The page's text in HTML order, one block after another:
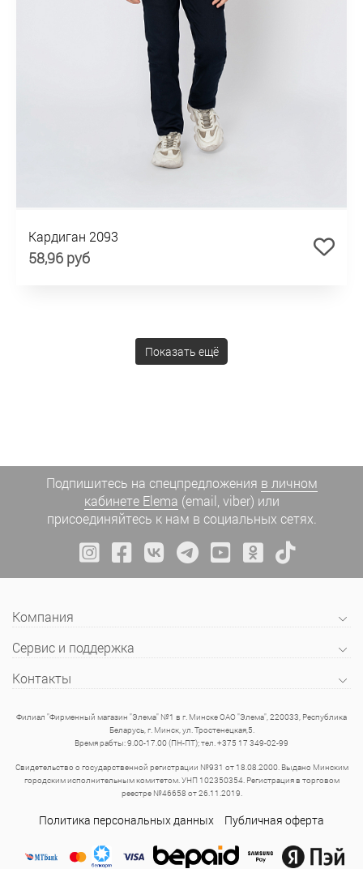
Кардиган 2093
58,96 руб
Показать ещё
Подпишитесь на спецпредложения в личном
кабинете Elema (email, viber) или
присоединяйтесь к нам в социальных сетях.
Компания
Сервис и поддержка
Контакты
Филиал "Фирменный магазин "Элема" №1 в г. Минске ОАО "Элема", 220033, Республика
Беларусь, г. Минск, ул. Тростенецкая,5.
Время рабты: 9.00-17.00 (ПН-ПТ); тел. +375 17 349-02-99
Свидетельство о государственной регистрации №931 от 18.08.2000. Выдано Минским
городским исполнительным комитетом. УНП 102350354. Регистрация в торговом
реестре №46658 от 26.11.2019.
Политика персональных данных Публичная оферта